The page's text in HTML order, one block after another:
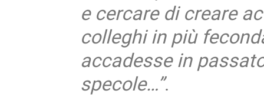
e cercare di creare
colleghi in più
accadesse in
specole…”.